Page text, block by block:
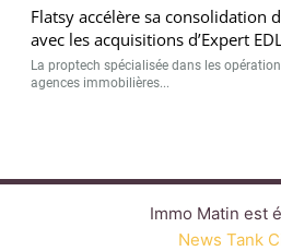
Flatsy accélère sa consolidation
avec les acquisitions d’Expert
La proptech spécialisée dans les
agences immobilières...
Immo Matin est
News Tank